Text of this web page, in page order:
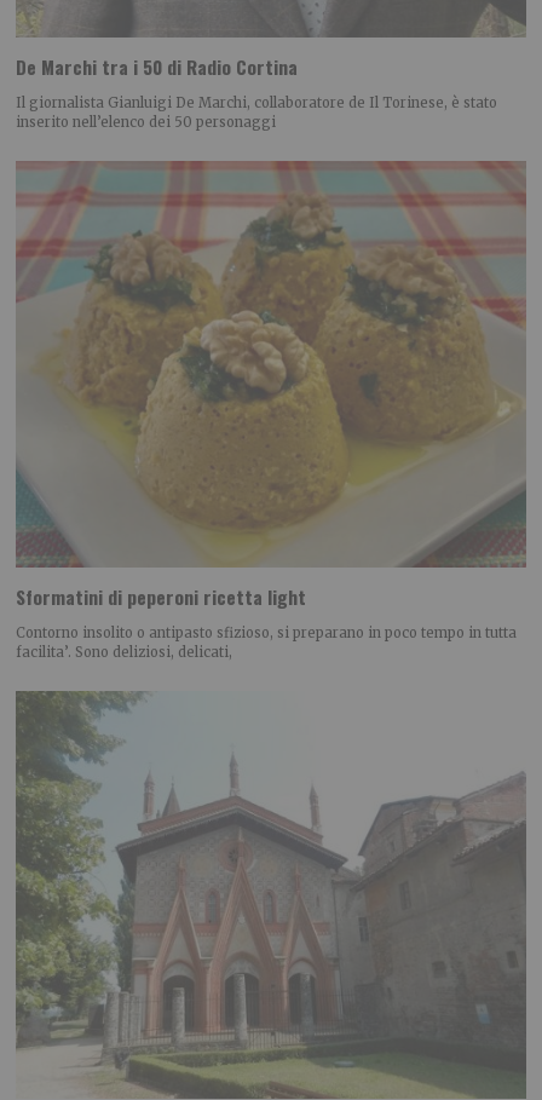
De Marchi tra i 50 di Radio Cortina
Il giornalista Gianluigi De Marchi, collaboratore de Il Torinese, è stato
inserito nell’elenco dei 50 personaggi
Sformatini di peperoni ricetta light
Contorno insolito o antipasto sfizioso, si preparano in poco tempo in tutta
facilita’. Sono deliziosi, delicati,